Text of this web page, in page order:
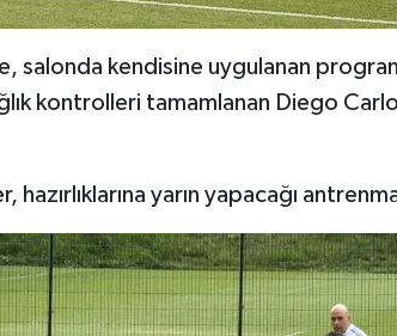
salonda kendisine uygulanan
kontrolleri tamamlanan Diego
hazırlıklarına yarın yapacağı